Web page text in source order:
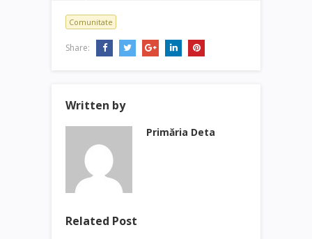
Comunitate
Share:
Written by
Primăria Deta
Related Post